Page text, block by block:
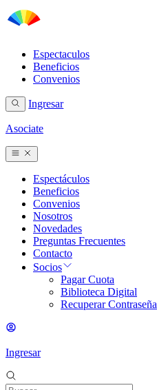
Espectaculos
Beneficios
Convenios
Ingresar
Asociate
Espectáculos
Beneficios
Convenios
Nosotros
Novedades
Preguntas Frecuentes
Contacto
Socios
Pagar Cuota
Biblioteca Digital
Recuperar Contraseña
Ingresar